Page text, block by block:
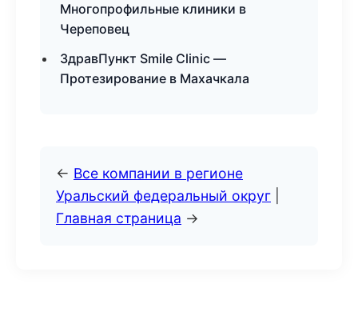
Многопрофильные клиники в
Череповец
ЗдравПункт Smile Clinic —
Протезирование в Махачкала
← Все компании в регионе
Уральский федеральный округ
Главная страница →